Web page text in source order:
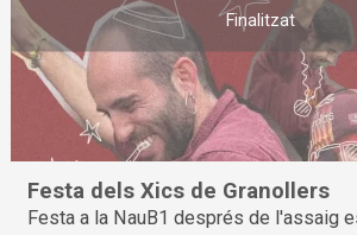
Finalitzat
Festa dels Xics de Granollers
Festa a la NauB1 després de l'assaig